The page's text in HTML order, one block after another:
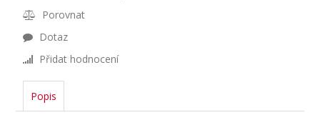
Porovnat
Dotaz
Přidat hodnocení
Popis